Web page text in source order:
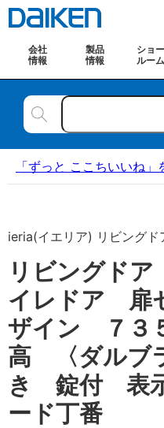
会社
情報
製品
情報
ショー
ルーム
「ずっと ここちいいね
ieria(イエリア) リビングド
リビングド
イレドア 扉
ザイン ７３
高 〈ダルブ
き 錠付 表
ード丁番